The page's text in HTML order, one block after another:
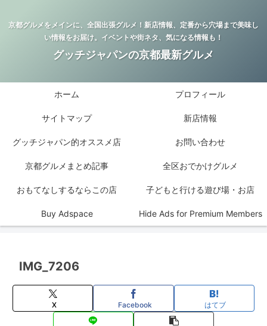
京都グルメをメインに、全国出張グルメ！新店情報、定番から穴場まで美味し
い情報をお届け。イベントや街ネタ、気になる情報も！
グッチジャパンの京都最新グルメ
ホーム プロフィール
サイトマップ 新店情報
グッチジャパン的オススメ店 お問い合わせ
京都グルメまとめ記事 全区おでかけグルメ
おもてなしするならこの店 子どもと行ける遊び場・お店
Buy Adspace Hide Ads for Premium Members
IMG_7206
X Facebook はてブ